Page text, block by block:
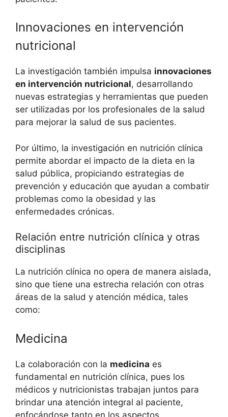
Innovaciones en intervención
nutricional
La investigación también impulsa innovaciones
en intervención nutricional, desarrollando
nuevas estrategias y herramientas que pueden
ser utilizadas por los profesionales de la salud
para mejorar la salud de sus pacientes.
Por último, la investigación en nutrición clínica
permite abordar el impacto de la dieta en la
salud pública, propiciando estrategias de
prevención y educación que ayudan a combatir
problemas como la obesidad y las
enfermedades crónicas.
Relación entre nutrición clínica y otras
disciplinas
La nutrición clínica no opera de manera aislada,
sino que tiene una estrecha relación con otras
áreas de la salud y atención médica, tales
como:
Medicina
La colaboración con la medicina es
fundamental en nutrición clínica, pues los
médicos y nutricionistas trabajan juntos para
brindar una atención integral al paciente,
enfocándose tanto en los aspectos